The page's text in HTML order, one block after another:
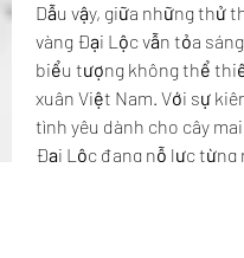
Dẫu vậy, giữa những thử
vàng Đại Lộc vẫn tỏa
biểu tượng không thể
xuân Việt Nam. Với sự
tình yêu dành cho cây
Đại Lộc đang nỗ lực từng